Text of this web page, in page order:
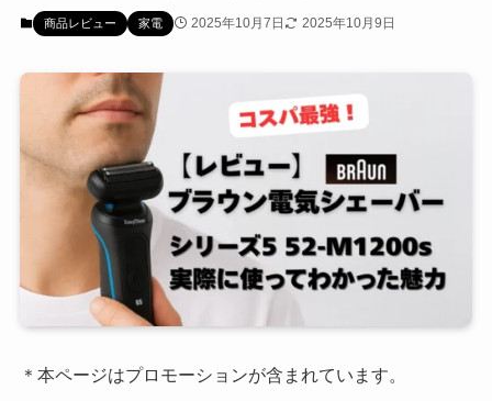
商品レビュー 家電 2025年10月7日 2025年10月9日
＊本ページはプロモーションが含まれています。